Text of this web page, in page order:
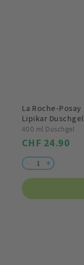
La Roche-Posay
Lipikar Duschgel
400 ml Duschgel
CHF 24.90